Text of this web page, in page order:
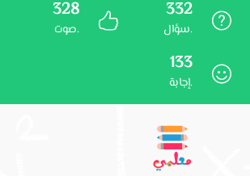
332
سؤال.
328
صوت.
133
إجابة.